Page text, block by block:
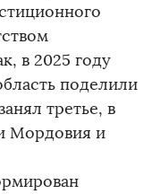
в 2025 году
поделили
третье, в
Мордовия и